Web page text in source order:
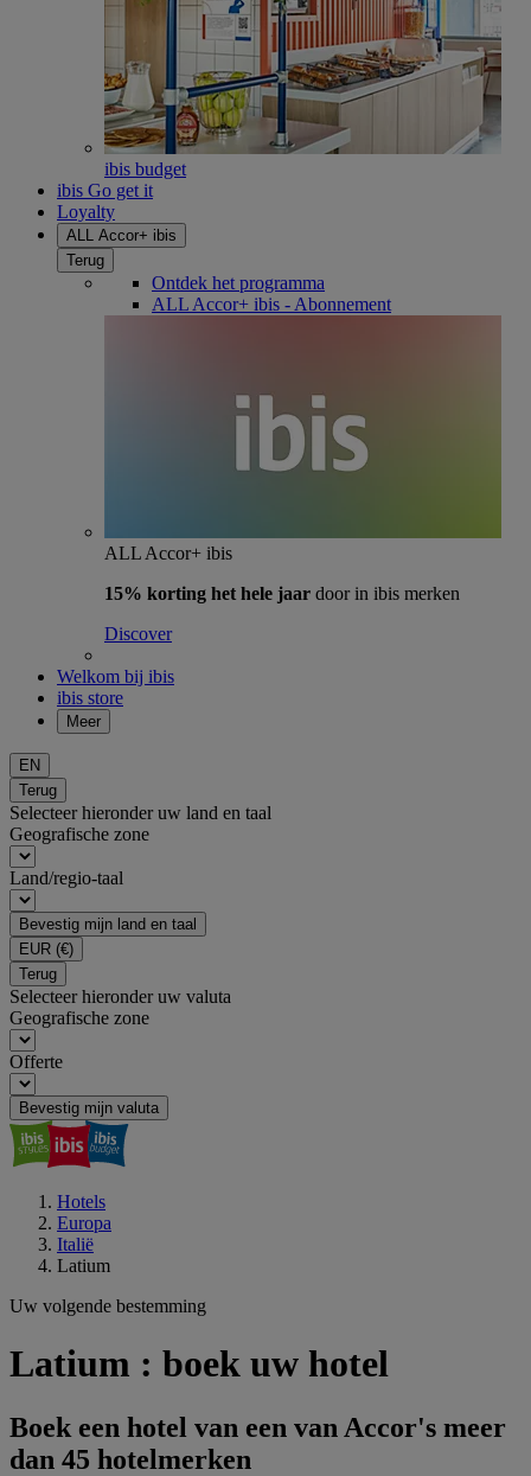
ibis budget
ibis Go get it
Loyalty
ALL Accor+ ibis
Terug
Ontdek het programma
ALL Accor+ ibis - Abonnement
ALL Accor+ ibis
15% korting het hele jaar door in ibis merken
Discover
Welkom bij ibis
ibis store
Meer
EN
Terug
Selecteer hieronder uw land en taal
Geografische zone
Land/regio-taal
Bevestig mijn land en taal
EUR (€)
Terug
Selecteer hieronder uw valuta
Geografische zone
Offerte
Bevestig mijn valuta
Hotels
Europa
Italië
Latium
Uw volgende bestemming
Latium : boek uw hotel
Boek een hotel van een van Accor's meer
dan 45 hotelmerken